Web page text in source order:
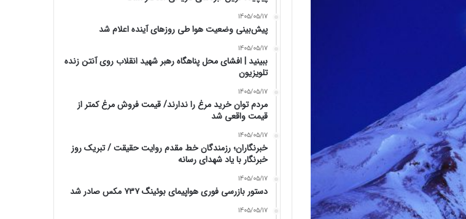
1405/05/17
پیش‌بینی وضعیت هوا طی روزهای آینده اعلام شد
1405/05/17
ببینید | افشای محل پناهگاه‌ رهبر شهید انقلاب روی آنتن زنده
تلویزیون
1405/05/17
مردم توان خرید مرغ را ندارند/ قیمت فروش مرغ کمتر از
قیمت واقعی شد
1405/05/17
خبرنگاران؛ رزمندگان خط مقدم روایت حقیقت / تبریک روز
خبرنگار با یاد شهدای رسانه
1405/05/17
دستور بازرسی فوری هواپیمای بوئینگ ۷۳۷ مکس صادر شد
1405/05/17